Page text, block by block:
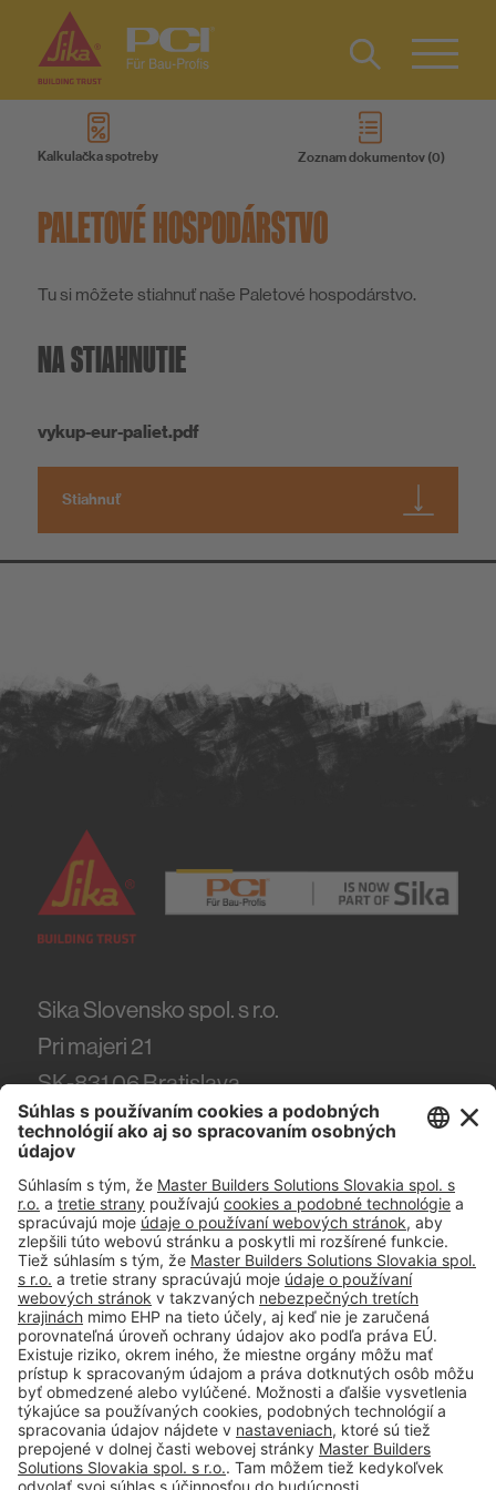
Systémy
Know-How
O nás
Type 2 or
more
Kalkulačka spotreby Zoznam dokumentov
PALETOVÉ HOSPODÁRSTVO
Tu si môžete stiahnuť naše Paletové hospodárstvo.
NA STIAHNUTIE
vykup-eur-paliet.pdf
Stiahnuť
Sika Slovensko spol. s r.o.
Pri majeri 21
SK-831 06Bratislava
Tel. (+421) 918 444 918
#PCI
Tiráž